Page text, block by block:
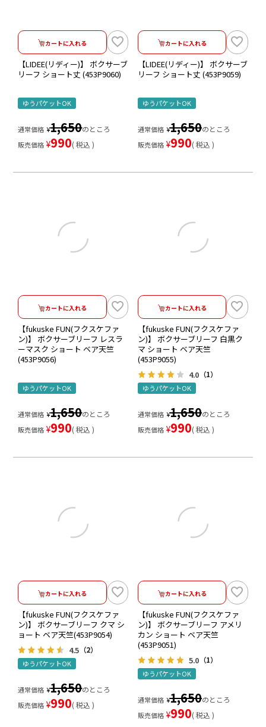
カートに入れる
【LIDEE(リディー)】 ボクサーブ
リーフ ショート丈 (453P9060)
ゆうパケットOK
通常価格 ¥1,650のところ
販売価格 ¥990 税込
カートに入れる
【LIDEE(リディー)】 ボクサーブ
リーフ ショート丈 (453P9059)
ゆうパケットOK
通常価格 ¥1,650のところ
販売価格 ¥990 税込
カートに入れる
【fukuske FUN(フクスケファ
ン)】 ボクサーブリーフ レスラ
ーマスク ショート ベア天竺
(453P9056)
ゆうパケットOK
通常価格 ¥1,650のところ
販売価格 ¥990 税込
カートに入れる
【fukuske FUN(フクスケファ
ン)】 ボクサーブリーフ 白黒ク
マ ショート ベア天竺
(453P9055)
4.0 （1）
ゆうパケットOK
通常価格 ¥1,650のところ
販売価格 ¥990 税込
カートに入れる
【fukuske FUN(フクスケファ
ン)】 ボクサーブリーフ クマ シ
ョート ベア天竺(453P9054)
4.5 （2）
ゆうパケットOK
通常価格 ¥1,650のところ
販売価格 ¥990 税込
カートに入れる
【fukuske FUN(フクスケファ
ン)】 ボクサーブリーフ アメリ
カン ショート ベア天竺
(453P9051)
5.0 （1）
ゆうパケットOK
通常価格 ¥1,650のところ
販売価格 ¥990 税込